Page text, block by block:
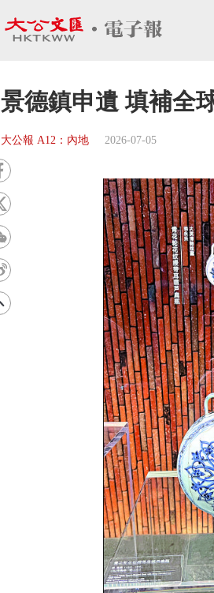
景德鎮申遺 填補全
大公報 A12：內地 2026-07-05